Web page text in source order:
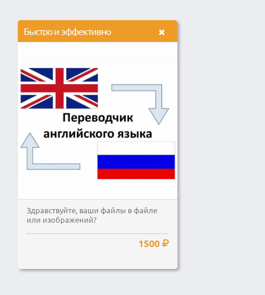
Быстро и эффективно
Здравствуйте, ваши файлы в файле
или изображений?
1500